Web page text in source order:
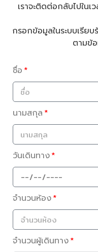
เราจะติดต่อกลับไปใน
กรอกข้อมูลในระบบเรีย
ตามข้
ชื่อ
นามสกุล
วันเดินทาง
จำนวนห้อง
จำนวนผู้เดินทาง